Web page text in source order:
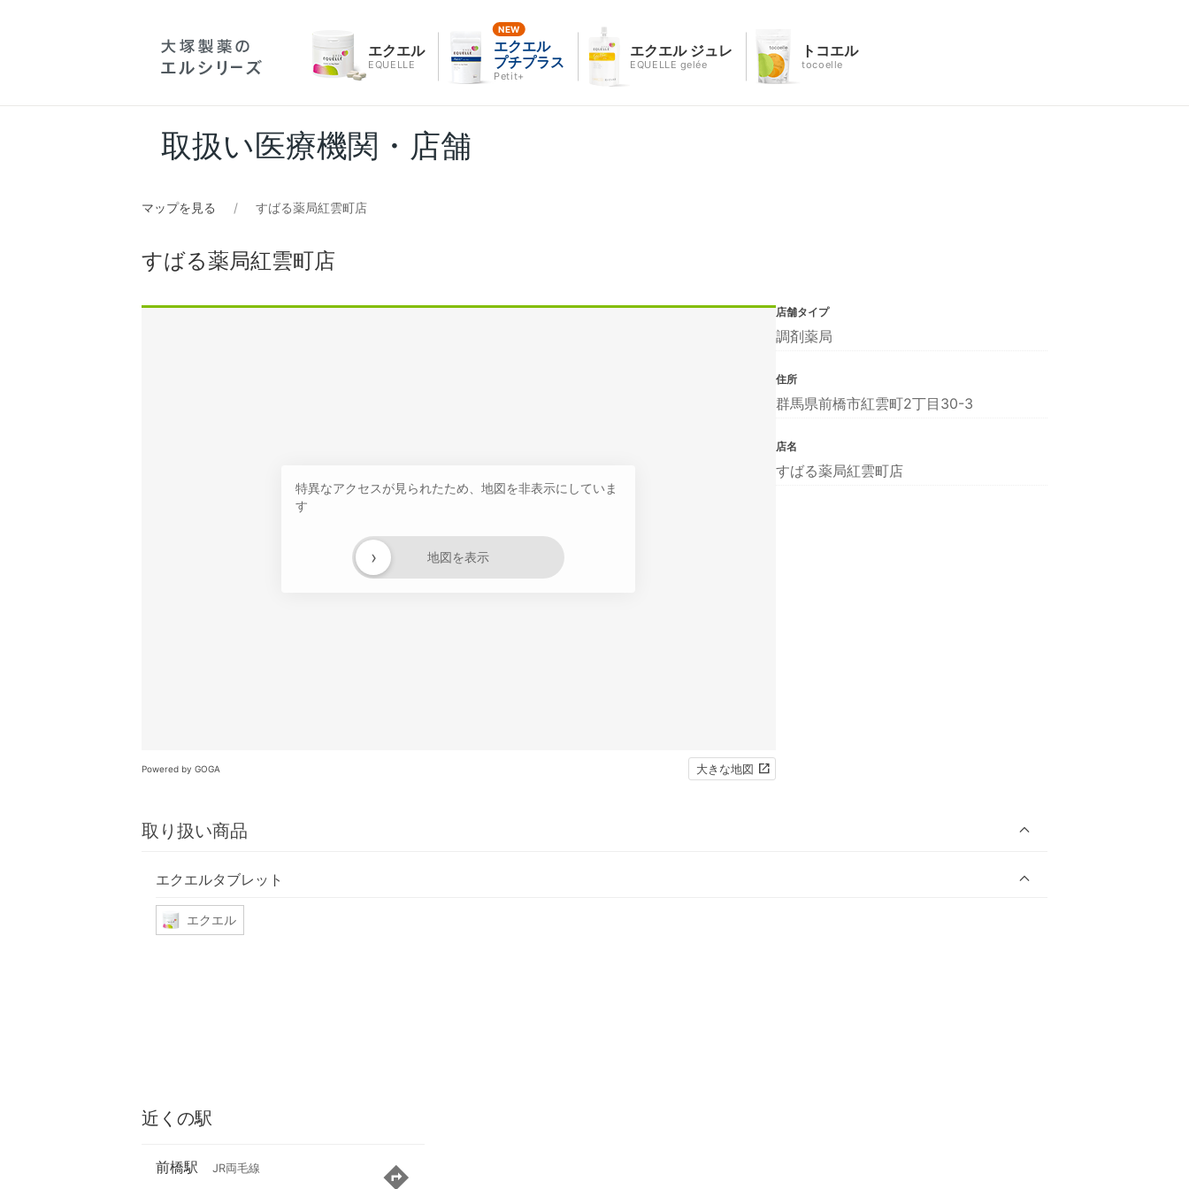
エクエル
EQUELLE
エクエル
プチプラス
Petit+
エクエル ジュレ
EQUELLE gelée
トコエル
tocoelle
取扱い医療機関・店舗
マップを見る すばる薬局紅雲町店
すばる薬局紅雲町店
特異なアクセスが見られたため、地図を非表示にしていま
す
地図を表示
›
Powered by GOGA 大きな地図
取り扱い商品
エクエルタブレット
エクエル
店舗タイプ
調剤薬局
住所
群馬県前橋市紅雲町2丁目30-3
店名
すばる薬局紅雲町店
近くの駅
前橋駅 JR両毛線